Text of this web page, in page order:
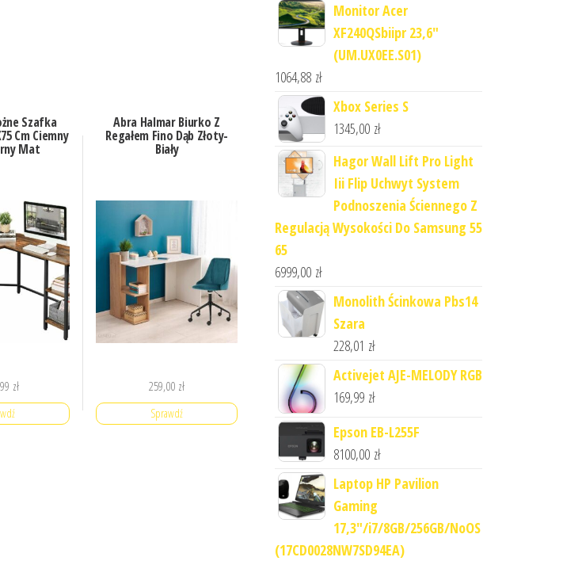
Szafka
Cm Ciemny
Mat
zł
Abra Halmar Biurko Z
Regałem Fino Dąb Złoty-
Biały
259,00 zł
Sprawdź
Monitor Acer
XF240QSbiipr 23,6"
(UM.UX0EE.S01)
1064,88 zł
Xbox Series S
1345,00 zł
Hagor Wall Lift Pro Light
Iii Flip Uchwyt System
Podnoszenia Ściennego Z
Regulacją Wysokości Do Samsung 55
65
6999,00 zł
Monolith Ścinkowa Pbs14
Szara
228,01 zł
Activejet AJE-MELODY RGB
169,99 zł
Epson EB-L255F
8100,00 zł
Laptop HP Pavilion
Gaming
17,3"/i7/8GB/256GB/NoOS
(17CD0028NW7SD94EA)